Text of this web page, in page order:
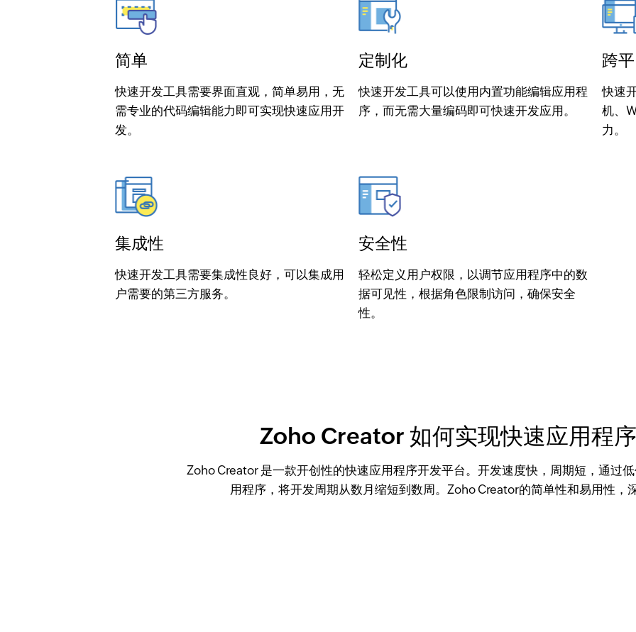
简单
快速开发工具需要界面直观，简单易用，无
需专业的代码编辑能力即可实现快速应用开
发。
定制化
快速开发工具可以使用内置功能编辑应用程
序，而无需大量编码即可快速开发应用。
跨
快速
机、
力。
集成性
快速开发工具需要集成性良好，可以集成用
户需要的第三方服务。
安全性
轻松定义用户权限，以调节应用程序中的数
据可见性，根据角色限制访问，确保安全
性。
Zoho Creator 如何实现快速应用程
Zoho Creator 是一款开创性的快速应用程序开发平台。开发速度快，周期短，通过
用程序，将开发周期从数月缩短到数周。Zoho Creator的简单性和易用性，